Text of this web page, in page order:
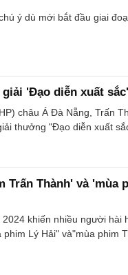
ý dù mới bắt đầu giai
'Đạo diễn xuất sắc'
châu Á Đà Nẵng, Trấn
thưởng "Đạo diễn xuất
Thành' và 'mùa
khiến nhiều người hài
Lý Hải" và"mùa phim